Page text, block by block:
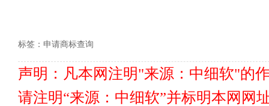
标签： 申请商标查询
声明：凡本网注明"来源：中细软"的
请注明“来源：中细软”并标明本网网